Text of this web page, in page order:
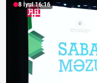
8 İyul 16:16